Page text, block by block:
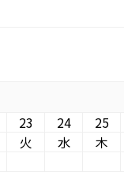
23 24 25
火 水 木